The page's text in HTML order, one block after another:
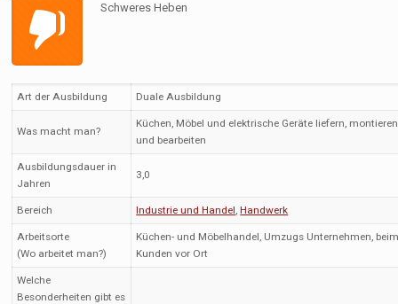
Schweres Heben
Art der Ausbildung Duale Ausbildung
Was macht man?
Küchen, Möbel und elektrische Geräte liefern, montieren
und bearbeiten
Ausbildungsdauer in
Jahren
3,0
Bereich Industrie und Handel,Handwerk
Arbeitsorte
(Wo arbeitet man?)
Küchen- und Möbelhandel, Umzugs Unternehmen,
Kunden vor Ort
Welche
Besonderheiten gibt es